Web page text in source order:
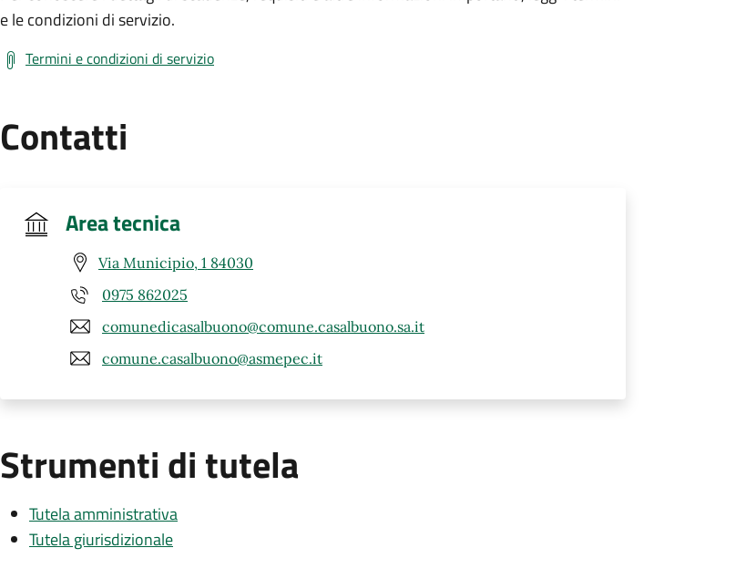
e le condizioni di servizio.
Termini e condizioni di servizio
Contatti
Area tecnica
Via Municipio, 1 84030
0975 862025
comunedicasalbuono@comune.casalbuono.sa.it
comune.casalbuono@asmepec.it
Strumenti di tutela
Tutela amministrativa
Tutela giurisdizionale